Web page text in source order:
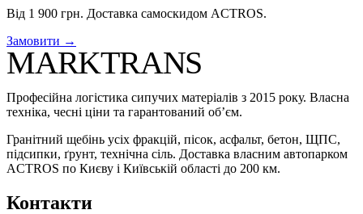
Від 1 900 грн. Доставка самоскидом ACTROS.
Замовити →
MARKTRANS
Професійна логістика сипучих матеріалів з 2015 року. Власна
техніка, чесні ціни та гарантований об’єм.
Гранітний щебінь усіх фракцій, пісок, асфальт, бетон, ЩПС,
підсипки, ґрунт, технічна сіль. Доставка власним автопарком
ACTROS по Києву і Київській області до 200 км.
Контакти